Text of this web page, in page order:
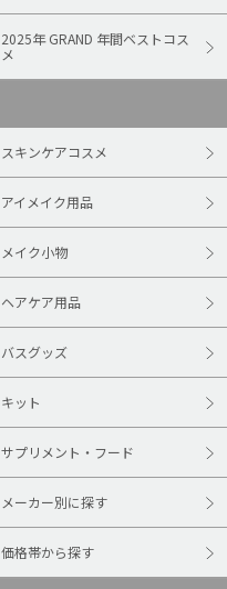
2025年 GRAND 年間ベストコス
メ
スキンケアコスメ
アイメイク用品
メイク小物
ヘアケア用品
バスグッズ
キット
サプリメント・フード
メーカー別に探す
価格帯から探す